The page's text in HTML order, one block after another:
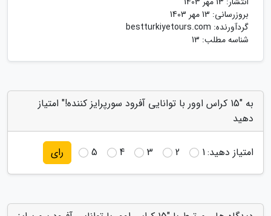
بروزرسانی: 13 مهر 1403
گردآورنده: bestturkiyetours.com
شناسه مطلب: 13
به "15 کراس اوور با توانایی آفرود سورپرایز کننده!" امتیاز
دهید
امتیاز دهید:1
2
3
4
5 رای